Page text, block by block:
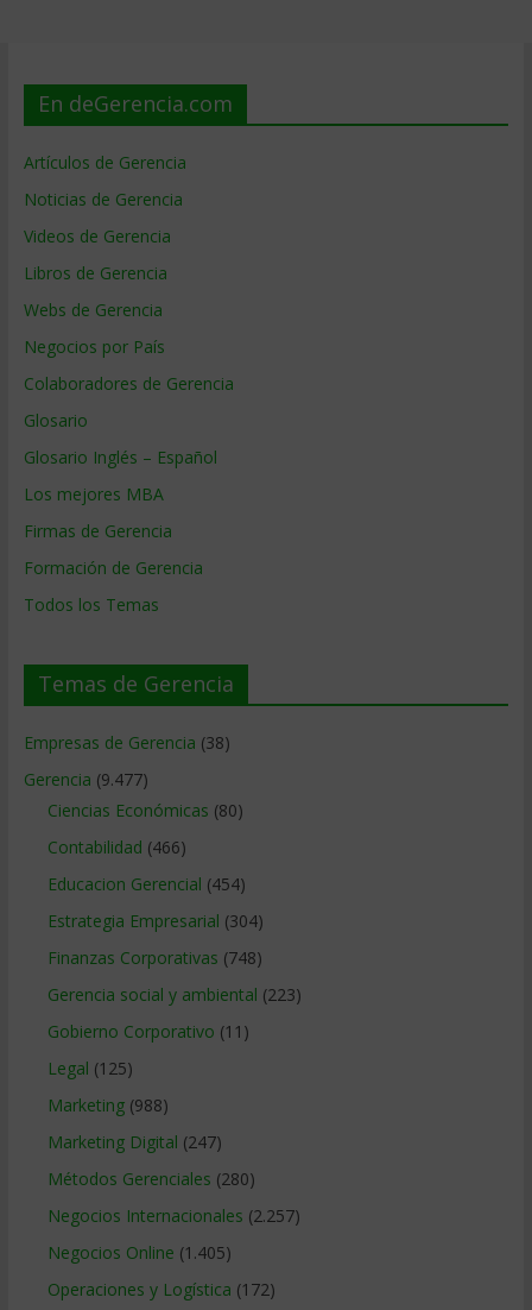
En deGerencia.com
Artículos de Gerencia
Noticias de Gerencia
Videos de Gerencia
Libros de Gerencia
Webs de Gerencia
Negocios por País
Colaboradores de Gerencia
Glosario
Glosario Inglés – Español
Los mejores MBA
Firmas de Gerencia
Formación de Gerencia
Todos los Temas
Temas de Gerencia
Empresas de Gerencia (38)
Gerencia (9.477)
Ciencias Económicas (80)
Contabilidad (466)
Educacion Gerencial (454)
Estrategia Empresarial (304)
Finanzas Corporativas (748)
Gerencia social y ambiental (223)
Gobierno Corporativo (11)
Legal (125)
Marketing(988)
Marketing Digital (247)
Métodos Gerenciales (280)
Negocios Internacionales (2.257)
Negocios Online (1.405)
Operaciones y Logística (172)